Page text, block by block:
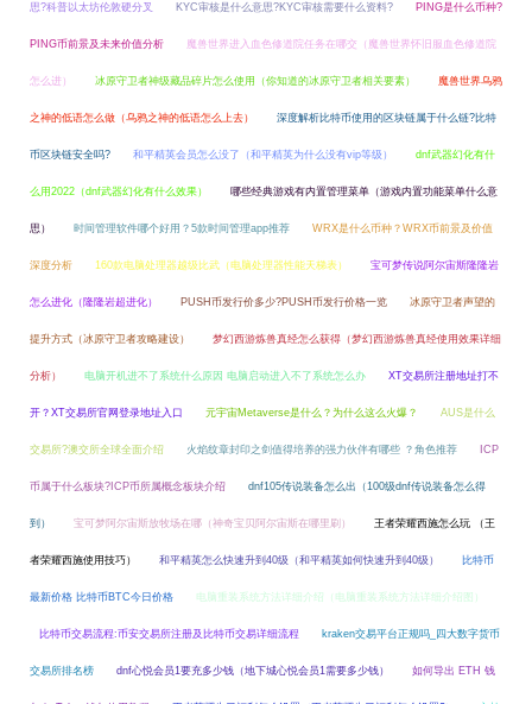
思?科普以太坊伦敦硬分叉 KYC审核是什么意思?KYC审核需要什么资料? PING是什么币种?
PING币前景及未来价值分析 魔兽世界进入血色修道院任务在哪交（魔兽世界怀旧服血色修道院
怎么进） 冰原守卫者神级藏品碎片怎么使用（你知道的冰原守卫者相关要素） 魔兽世界乌鸦
之神的低语怎么做（乌鸦之神的低语怎么上去） 深度解析比特币使用的区块链属于什么链?比特
币区块链安全吗? 和平精英会员怎么没了（和平精英为什么没有vip等级） dnf武器幻化有什
么用2022（dnf武器幻化有什么效果） 哪些经典游戏有内置管理菜单（游戏内置功能菜单什么意
思） 时间管理软件哪个好用？5款时间管理app推荐 WRX是什么币种？WRX币前景及价值
深度分析 160款电脑处理器越级比武（电脑处理器性能天梯表） 宝可梦传说阿尔宙斯隆隆岩
怎么进化（隆隆岩超进化） PUSH币发行价多少?PUSH币发行价格一览 冰原守卫者声望的
提升方式（冰原守卫者攻略建设） 梦幻西游炼兽真经怎么获得（梦幻西游炼兽真经使用效果详细
分析） 电脑开机进不了系统什么原因 电脑启动进入不了系统怎么办 XT交易所注册地址打不
开？XT交易所官网登录地址入口 元宇宙Metaverse是什么？为什么这么火爆？ AUS是什么
交易所?澳交所全球全面介绍 火焰纹章封印之剑值得培养的强力伙伴有哪些 ？角色推荐 ICP
币属于什么板块?ICP币所属概念板块介绍 dnf105传说装备怎么出（100级dnf传说装备怎么得
到） 宝可梦阿尔宙斯放牧场在哪（神奇宝贝阿尔宙斯在哪里刷） 王者荣耀西施怎么玩 （王
者荣耀西施使用技巧） 和平精英怎么快速升到40级（和平精英如何快速升到40级） 比特币
最新价格 比特币BTC今日价格 电脑重装系统方法详细介绍（电脑重装系统方法详细介绍图）
比特币交易流程:币安交易所注册及比特币交易详细流程 kraken交易平台正规吗_四大数字货币
交易所排名榜 dnf心悦会员1要充多少钱（地下城心悦会员1需要多少钱） 如何导出 ETH 钱